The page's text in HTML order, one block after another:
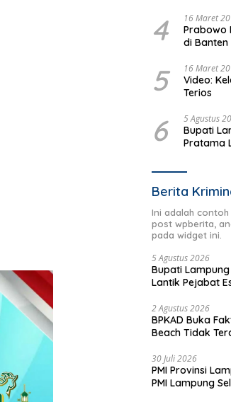
4 16 Maret
Prabowo
di Banten
5 16 Maret
Video:
Terios
6 5 Agustus
Bupati
Pratama
Berita
Ini adalah
post wpberita,
pada widget ini.
5 Agustus 2026
Bupati
Lantik Pejabat
2 Agustus 2026
BPKAD Buka
Beach Tidak
30 Juli 2026
PMI Provinsi
PMI Lampung